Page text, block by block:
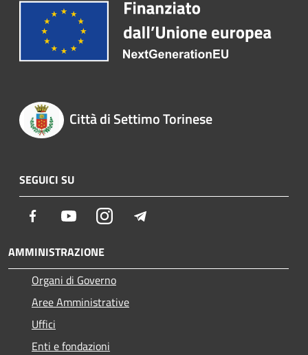
Città di Settimo Torinese
SEGUICI SU
Facebook YoutubeInstagram
AMMINISTRAZIONE
Organi di Governo
Aree Amministrative
Uffici
Enti e fondazioni